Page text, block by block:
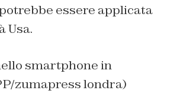
essere applicata
Usa.
smartphone in
zumapress londra)